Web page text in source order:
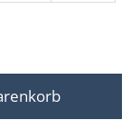
rund forma-